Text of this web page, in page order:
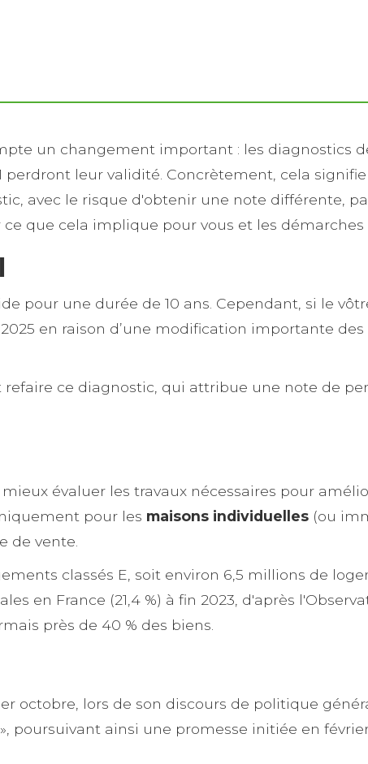
un changement important : les diagnostics
perdront leur validité. Concrètement, cela
avec le risque d'obtenir une note différente,
que cela implique pour vous et les démarches
pour une durée de 10 ans. Cependant, si le
en raison d’une modification importante
refaire ce diagnostic, qui attribue une note de
évaluer les travaux nécessaires pour
pour les maisons individuelles (ou
de vente.
classés E, soit environ 6,5 millions de
en France (21,4 %) à fin 2023, d'après
près de 40 % des biens.
octobre, lors de son discours de politique
poursuivant ainsi une promesse initiée en